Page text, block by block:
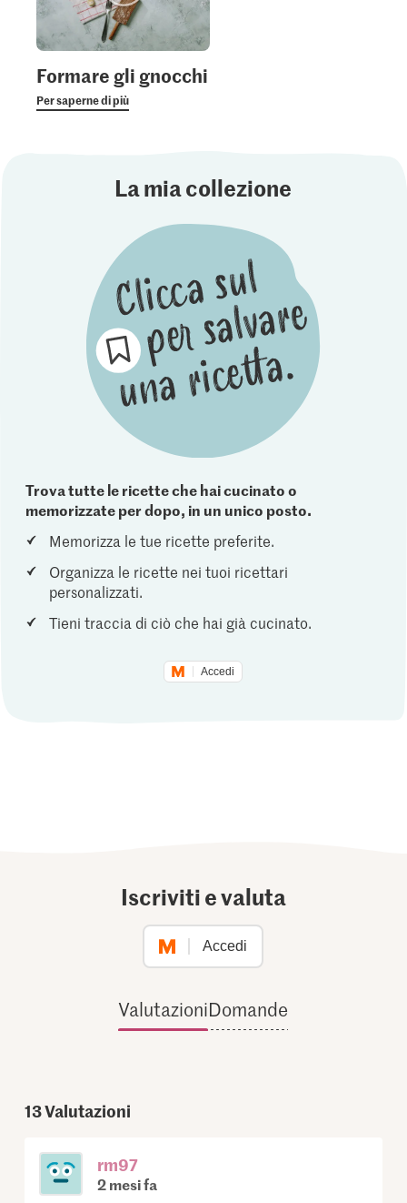
Formare gli gnocchi
Per saperne di più
La mia collezione
Trova tutte le ricette che hai cucinato o
memorizzate per dopo, in un unico posto.
Memorizza le tue ricette preferite.
Organizza le ricette nei tuoi ricettari
personalizzati.
Tieni traccia di ciò che hai già cucinato.
Accedi
Iscriviti e valuta
Accedi
ValutazioniDomande
13Valutazioni
rm97
2 mesi fa